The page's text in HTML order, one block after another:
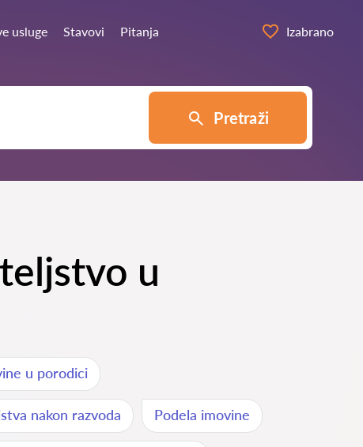
usluge Stavovi Pitanja Izabrano
Pretraži
u
u porodici
nakon razvoda Podela imovine